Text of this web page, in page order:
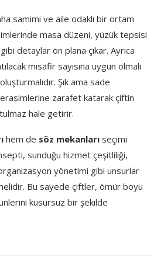
samimi ve aile odaklı bir ortam
masa düzeni, yüzük tepsisi
detaylar ön plana çıkar. Ayrıca
misafir sayısına uygun olmalı
Şık ama sade
zarafet katarak çiftin
hale getirir.
hem de söz mekanları seçimi
sunduğu hizmet çeşitliliği,
yönetimi gibi unsurlar
Bu sayede çiftler, ömür boyu
kusursuz bir şekilde